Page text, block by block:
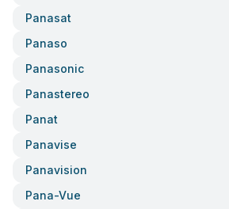
Panasat
Panaso
Panasonic
Panastereo
Panat
Panavise
Panavision
Pana-Vue